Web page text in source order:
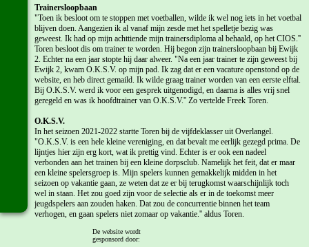
Trainersloopbaan
"Toen ik besloot om te stoppen met voetballen, wilde ik wel nog iets in het voetbal
blijven doen. Aangezien ik al vanaf mijn zesde met het spelletje bezig was
geweest. Ik had op mijn achttiende mijn trainersdiploma al behaald, op het CIOS.''
Toren besloot dis om trainer te worden. Hij begon zijn trainersloopbaan bij Ewijk
2. Echter na een jaar stopte hij daar alweer. "Na een jaar trainer te zijn geweest bij
Ewijk 2, kwam O.K.S.V. op mijn pad. Ik zag dat er een vacature openstond op de
website, en heb direct gemaild. Ik wilde graag trainer worden van een eerste elftal.
Bij O.K.S.V. werd ik voor een gesprek uitgenodigd, en daarna is alles vrij snel
geregeld en was ik hoofdtrainer van O.K.S.V.'' Zo vertelde Freek Toren.
O.K.S.V.
In het seizoen 2021-2022 startte Toren bij de vijfdeklasser uit Overlangel.
"O.K.S.V. is een hele kleine vereniging, en dat bevalt me eerlijk gezegd prima. De
lijntjes hier zijn erg kort, wat ik prettig vind. Echter is er ook een nadeel
verbonden aan het trainen bij een kleine dorpsclub. Namelijk het feit, dat er maar
een kleine spelersgroep is. Mijn spelers kunnen gemakkelijk midden in het
seizoen op vakantie gaan, ze weten dat ze er bij terugkomst waarschijnlijk toch
wel in staan. Het zou goed zijn voor de selectie als er in de toekomst meer
jeugdspelers aan zouden haken. Dat zou de concurrentie binnen het team
verhogen, en gaan spelers niet zomaar op vakantie.'' aldus Toren.
O.K.S.V. speelde in de voorbereiding en de beker drie wedstrijden. "We begonnen
De website wordt
gesponsord door: